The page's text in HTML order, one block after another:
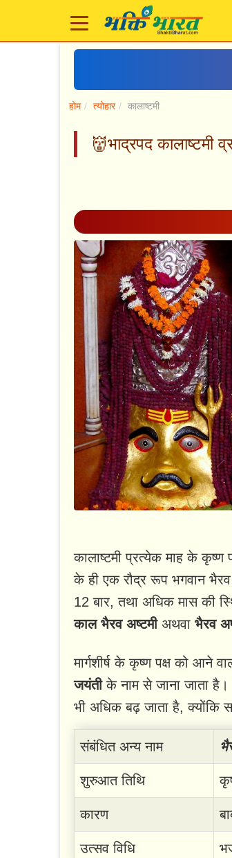
होम त्योहार कालाष्टमी
👹भाद्रपद
कालाष्टमी प्रत्येक माह के कृष्ण
के ही एक रौद्र रूप भगवान
12 बार, तथा अधिक मास की
काल भैरव अष्टमीअथवा भैरव
मार्गशीर्ष के कृष्ण पक्ष को आने
जयंतीके नाम से जाना जाता है।
भी अधिक बढ़ जाता है, क्योंकि
संबंधित अन्य नाम
शुरुआत तिथि
कारण
उत्सव विधि